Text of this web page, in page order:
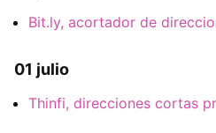
Bit.ly, acortador de
01 julio
Thinfi, direcciones cortas